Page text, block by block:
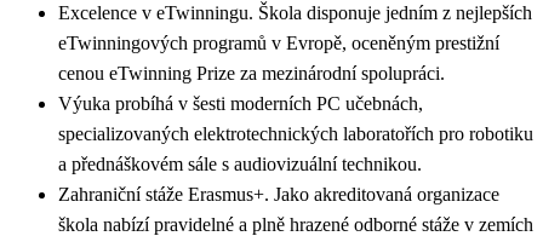
Excelence v eTwinningu. Škola disponuje jedním z nejlepších
eTwinningových programů v Evropě, oceněným prestižní
cenou eTwinning Prize za mezinárodní spolupráci.
Výuka probíhá v šesti moderních PC učebnách,
specializovaných elektrotechnických laboratořích pro robotiku
a přednáškovém sále s audiovizuální technikou.
Zahraniční stáže Erasmus+. Jako akreditovaná organizace
škola nabízí pravidelné a plně hrazené odborné stáže v zemích